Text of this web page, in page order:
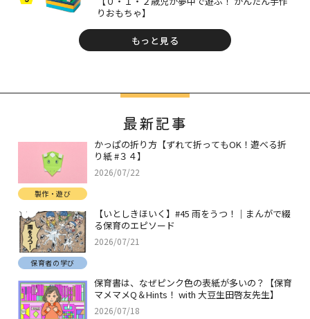
りおもちゃ】
もっと見る
最新記事
かっぱの折り方【ずれて折ってもOK！遊べる折
り紙 #３４】
2026/07/22
製作・遊び
【いとしきほいく】#45 雨をうつ！｜まんがで綴
る保育のエピソード
2026/07/21
保育者の学び
保育書は、なぜピンク色の表紙が多いの？【保育
マメマメQ＆Hints！ with 大豆生田啓友先生】
2026/07/18